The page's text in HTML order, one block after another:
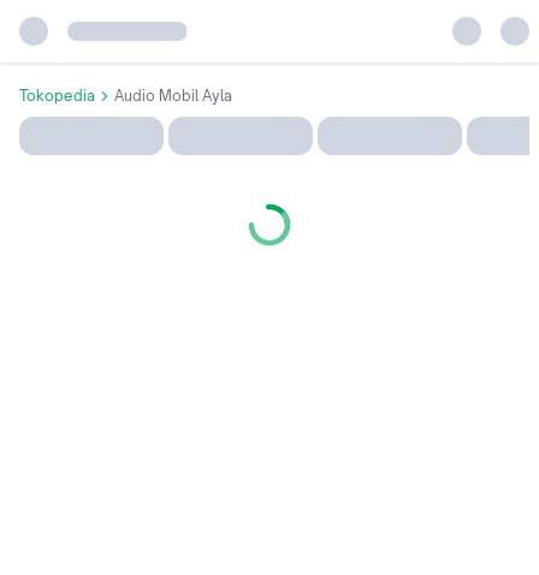
Tokopedia Audio Mobil Ayla